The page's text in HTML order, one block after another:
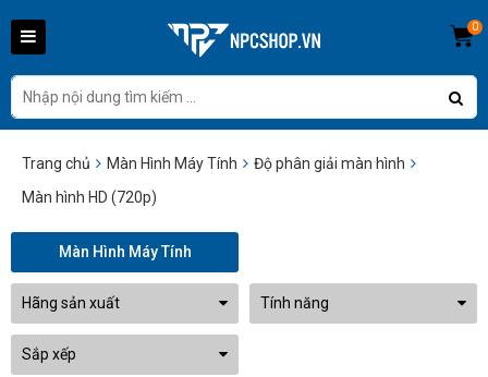
0
Trang chủ Màn Hình Máy Tính
Độ phân giải màn hình
Màn hình HD (720p)
Màn Hình Máy Tính
Hãng sản xuất Tính năng
Sắp xếp